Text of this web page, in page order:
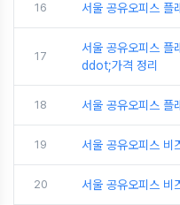
16 서울 공유오피스 플
17
서울 공유오피스
ddot;가격 정리
18 서울 공유오피스 플
19 서울 공유오피스 비
20 서울 공유오피스 비